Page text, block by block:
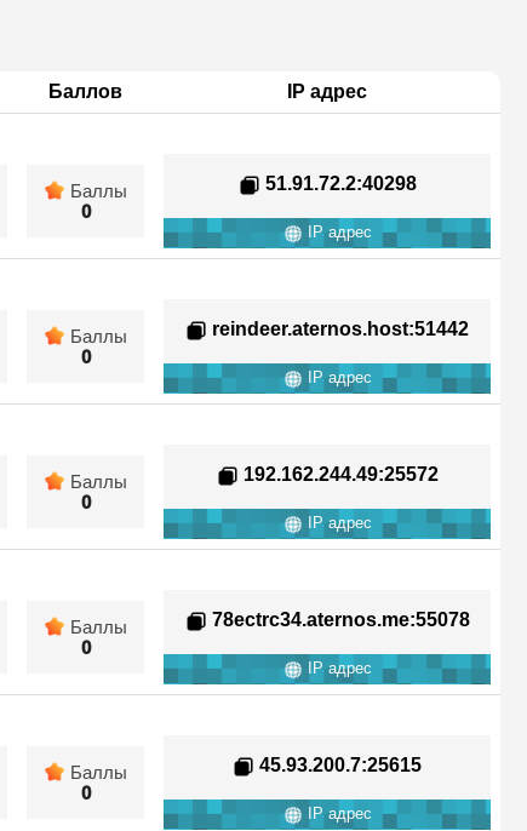
Баллов IP адрес
Баллы
0
51.91.72.2:40298
IP адрес
Баллы
0
reindeer.aternos.host:51442
IP адрес
Баллы
0
192.162.244.49:25572
IP адрес
Баллы
0
78ectrc34.aternos.me:55078
IP адрес
Баллы
0
45.93.200.7:25615
IP адрес